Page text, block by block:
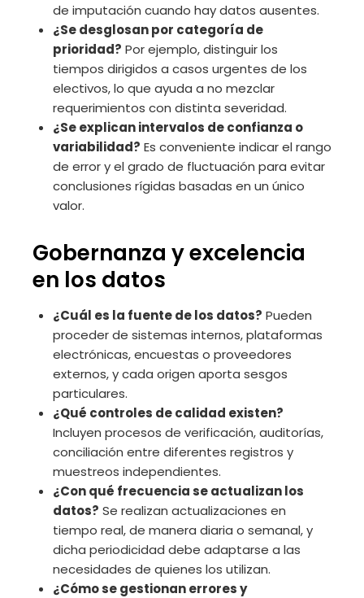
de imputación cuando hay datos ausentes.
¿Se desglosan por categoría de
prioridad? Por ejemplo, distinguir los
tiempos dirigidos a casos urgentes de los
electivos, lo que ayuda a no mezclar
requerimientos con distinta severidad.
¿Se explican intervalos de confianza o
variabilidad? Es conveniente indicar el rango
de error y el grado de fluctuación para evitar
conclusiones rígidas basadas en un único
valor.
Gobernanza y excelencia
en los datos
¿Cuál es la fuente de los datos? Pueden
proceder de sistemas internos, plataformas
electrónicas, encuestas o proveedores
externos, y cada origen aporta sesgos
particulares.
¿Qué controles de calidad existen?
Incluyen procesos de verificación, auditorías,
conciliación entre diferentes registros y
muestreos independientes.
¿Con qué frecuencia se actualizan los
datos? Se realizan actualizaciones en
tiempo real, de manera diaria o semanal, y
dicha periodicidad debe adaptarse a las
necesidades de quienes los utilizan.
¿Cómo se gestionan errores y